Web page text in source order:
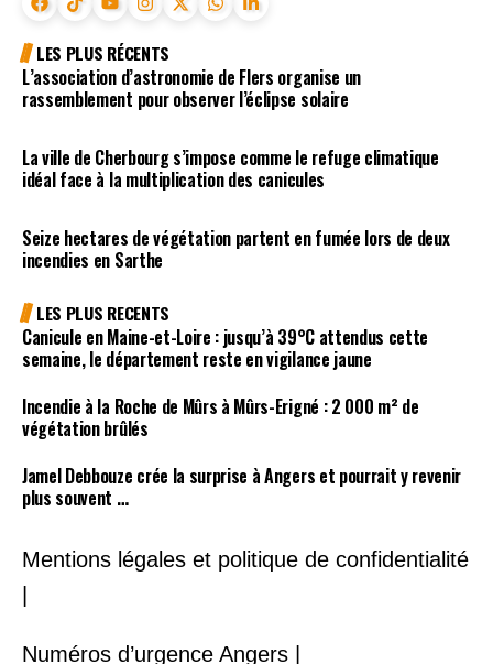
LES PLUS RÉCENTS
L’association d’astronomie de Flers organise un
rassemblement pour observer l’éclipse solaire
La ville de Cherbourg s’impose comme le refuge climatique
idéal face à la multiplication des canicules
Seize hectares de végétation partent en fumée lors de deux
incendies en Sarthe
LES PLUS RECENTS
Canicule en Maine-et-Loire : jusqu’à 39°C attendus cette
semaine, le département reste en vigilance jaune
Incendie à la Roche de Mûrs à Mûrs-Erigné : 2 000 m² de
végétation brûlés
Jamel Debbouze crée la surprise à Angers et pourrait y revenir
plus souvent …
Mentions légales et politique de confidentialité
|
Numéros d’urgence Angers |